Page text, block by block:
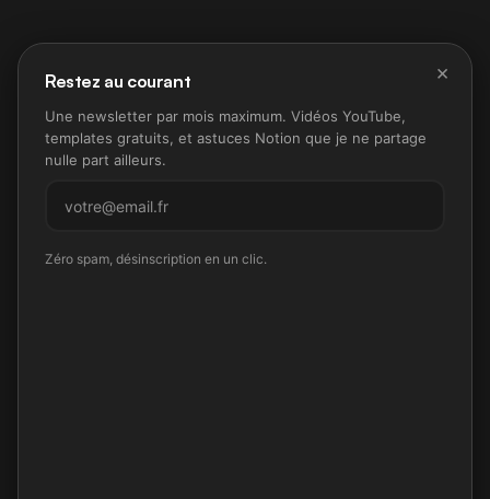
×
Restez au courant
Une newsletter par mois maximum. Vidéos YouTube,
templates gratuits, et astuces Notion que je ne partage
nulle part ailleurs.
M'inscrire
Zéro spam, désinscription en un clic.